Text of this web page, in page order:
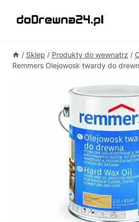
/ Sklep / Produkty do wewnątrz /
Remmers Olejowosk twardy do